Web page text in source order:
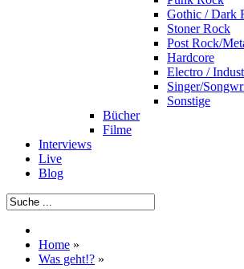
Gothic / Dark
Stoner Rock
Post Rock/
Hardcore
Electro /
Singer/
Sonstige
Bücher
Filme
Interviews
Live
Blog
Home »
Was geht!? »